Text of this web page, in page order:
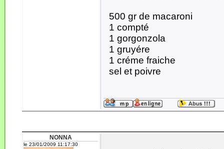
500 gr de macaroni
1 compté
1 gorgonzola
1 gruyére
1 créme fraiche
sel et poivre
NONNA
le 23/01/2009 11:17:30